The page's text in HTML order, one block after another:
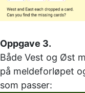
Oppgave 3.
Både Vest og Øst
på meldeforløpet
som passer: